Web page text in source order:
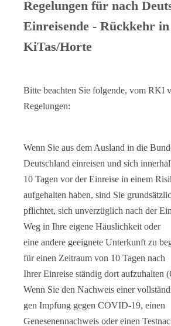
Regelungen für nach
Einreisende - Rückkehr
KiTas/Horte
Bitte beachten Sie folgende, vom RKI
Regelungen:
Wenn Sie aus dem Ausland in die
Deutschland einreisen und sich
10 Tagen vor der Einreise in einem
aufgehalten haben, sind Sie
pflichtet, sich unverzüglich nach der
Weg in Ihre eigene Häuslichkeit oder
eine andere geeignete Unterkunft zu
für einen Zeitraum von 10 Tagen nach
Ihrer Einreise ständig dort aufzuhalten
Wenn Sie den Nachweis einer
gen Impfung gegen COVID-19, einen
Genesenennachweis oder einen